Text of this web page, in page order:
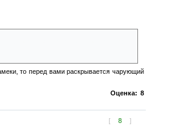
то перед вами раскрывается чарующий
Оценка: 8
[ 8 ]